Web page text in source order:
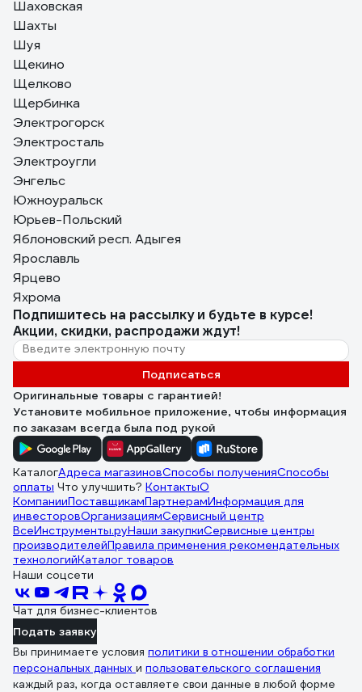
Шаховская
Шахты
Шуя
Щекино
Щелково
Щербинка
Электрогорск
Электросталь
Электроугли
Энгельс
Южноуральск
Юрьев-Польский
Яблоновский респ. Адыгея
Ярославль
Ярцево
Яхрома
Подпишитесь на рассылкуи будьте в курсе!
Акции, скидки, распродажи ждут!
Подписаться
Оригинальные товары с гарантией!
Установите мобильное приложение, чтобы информация
по заказам всегда была под рукой
КаталогАдреса магазиновСпособы полученияСпособы
оплаты Что улучшить? КонтактыО
КомпанииПоставщикамПартнерамИнформация для
инвесторовОрганизациямСервисный центр
ВсеИнструменты.руНаши закупкиСервисные центры
производителейПравила применения рекомендательных
технологийКаталог товаров
Наши соцсети
Чат для бизнес-клиентов
Подать заявку
Вы принимаете условия политики в отношении обработки
персональных данных и пользовательского соглашения
каждый раз, когда оставляете свои данные в любой форме